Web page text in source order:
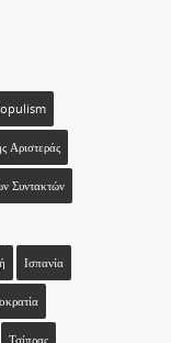
Αριστεράς
Συντακτών
Ισπανία
Τσίπρας